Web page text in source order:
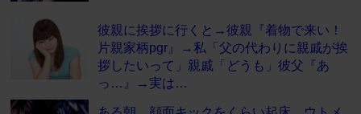
彼親に挨拶に行くと→彼親『着物で来い！
片親家柄pgr』→私「父の代わりに親戚が挨
拶したいって」親戚「どうも」彼父『あ
っ…』→実は…